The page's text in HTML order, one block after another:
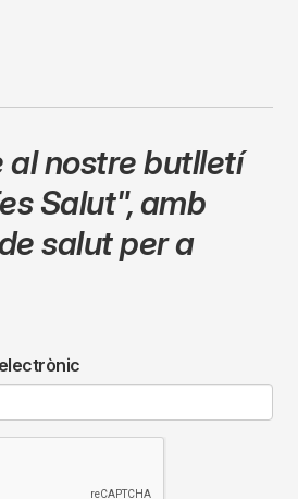
al nostre butlletí
Salut",amb
salut per a